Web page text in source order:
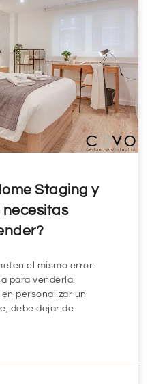
Staging y
necesitas
el mismo error:
para venderla.
personalizar un
debe dejar de